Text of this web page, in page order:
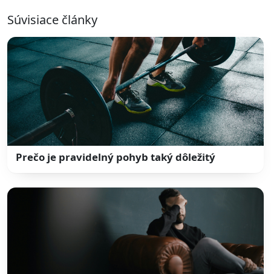
Súvisiace články
Prečo je pravidelný pohyb taký dôležitý